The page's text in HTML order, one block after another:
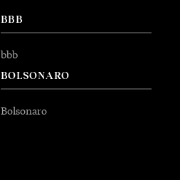
BBB
bbb
BOLSONARO
Bolsonaro